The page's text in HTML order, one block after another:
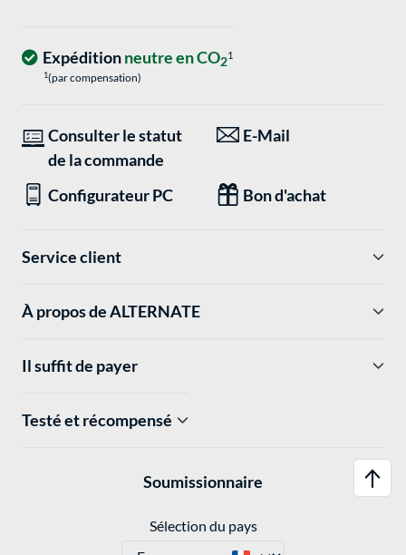
Expéditionneutre en CO21
1(par compensation)
Consulter le statut
de la commande
E-Mail
Configurateur PC Bon d'achat
Service client
À propos de ALTERNATE
Il suffit de payer
Testé et récompensé
Soumissionnaire
Sélection du pays